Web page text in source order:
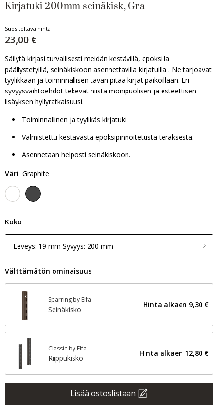
Kirjatuki 200mm seinäkisk, Gra
Suositeltava hinta
23,00 €
Säilytä kirjasi turvallisesti meidän kestävillä, epoksilla
päällystetyillä, seinäkiskoon asennettavilla kirjatuilla . Ne tarjoavat
tyylikkään ja toiminnallisen tavan pitää kirjat paikoillaan. Eri
syvyysvaihtoehdot tekevät niistä monipuolisen ja esteettisen
lisäyksen hyllyratkaisuusi.
Toiminnallinen ja tyylikäs kirjatuki.
Valmistettu kestävästä epoksipinnoitetusta teräksestä.
Asennetaan helposti seinäkiskoon.
Väri Graphite
Koko
Leveys: 19 mm Syvyys: 200 mm
Välttämätön ominaisuus
Sparring by Elfa
Seinäkisko
Hinta alkaen 9,30 €
Classic by Elfa
Riippukisko
Hinta alkaen 12,80 €
Lisää ostoslistaan